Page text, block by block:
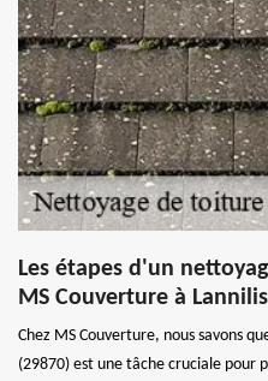
Les étapes d'un
MS Couverture à
Chez MS Couverture, nous savons
(29870) est une tâche cruciale pour